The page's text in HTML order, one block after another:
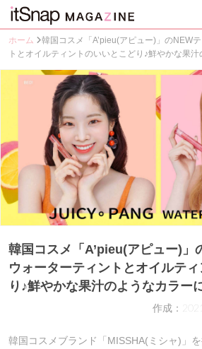
ホーム
韓国コスメ「A’pieu(アピュー)」のNEW
トとオイルティントのいいとこどり♪鮮やかな果
韓国コスメ「A’pieu(アピュー)」
ウォーターティントとオイルテ
り♪鮮やかな果汁のようなカラー
作成：
韓国コスメブランド「MISSHA(ミシャ)」